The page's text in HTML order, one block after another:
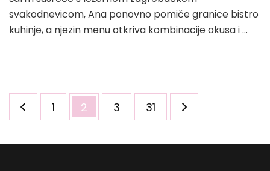
svakodnevicom, Ana ponovno pomiče granice bistro
kuhinje, a njezin menu otkriva kombinacije okusa i …
Brojevi
stranica
Page
1 Page
2 Page
3 Page
31